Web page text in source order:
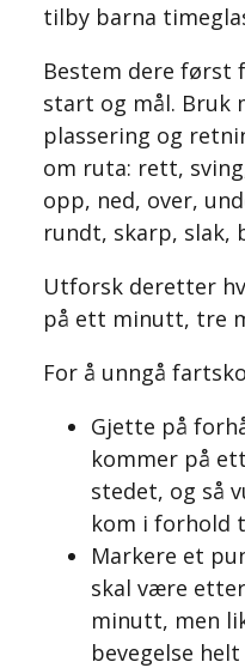
tilby barna
Bestem dere først
start og mål. Bruk
plassering og
om ruta: rett,
opp, ned, over,
rundt, skarp, slak,
Utforsk deretter
på ett minutt, tre
For å unngå
Gjette på
kommer på
stedet, og så
kom i forhold
Markere et
skal være
minutt, men
bevegelse